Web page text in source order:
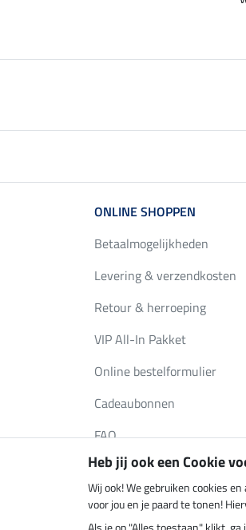
ONLINE SHOPPEN
Betaalmogelijkheden
Levering & verzendkosten
Retour & herroeping
VIP All-In Pakket
Online bestelformulier
Cadeaubonnen
FAQ
Klimaatneutrale shop
Heb jij ook een Cookie
Wij ook! We gebruiken cookies
voor jou en je paard te tonen!